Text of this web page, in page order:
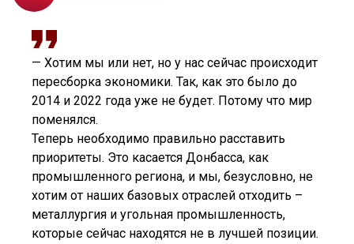
— Хотим мы или нет, но у нас сейчас происходит
пересборка экономики. Так, как это было до
2014 и 2022 года уже не будет. Потому что мир
поменялся.
Теперь необходимо правильно расставить
приоритеты. Это касается Донбасса, как
промышленного региона, и мы, безусловно, не
хотим от наших базовых отраслей отходить –
металлургия и угольная промышленность,
которые сейчас находятся не в лучшей позиции.